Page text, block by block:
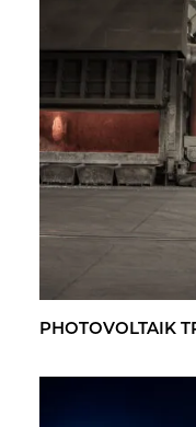
PHO­TO­VOL­TA­IK